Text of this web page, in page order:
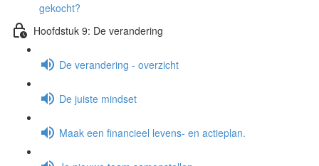
gekocht?
Hoofdstuk 9: De verandering
De verandering - overzicht
De juiste mindset
Maak een financieel levens- en actieplan.